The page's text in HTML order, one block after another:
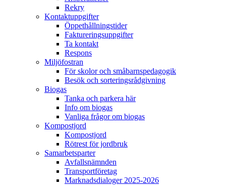
Rekry
Kontaktuppgifter
Öppethållningstider
Faktureringsuppgifter
Ta kontakt
Respons
Miljöfostran
För skolor och småbarnspedagogik
Besök och sorteringsrådgivning
Biogas
Tanka och parkera här
Info om biogas
Vanliga frågor om biogas
Kompostjord
Kompostjord
Rötrest för jordbruk
Samarbetsparter
Avfallsnämnden
Transportföretag
Marknadsdialoger 2025-2026